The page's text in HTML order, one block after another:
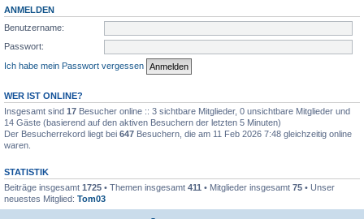
ANMELDEN
Benutzername:
Passwort:
Ich habe mein Passwort vergessen
WER IST ONLINE?
Insgesamt sind 17 Besucher online :: 3 sichtbare Mitglieder, 0 unsichtbare Mitglieder und
14 Gäste (basierend auf den aktiven Besuchern der letzten 5 Minuten)
Der Besucherrekord liegt bei 647 Besuchern, die am 11 Feb 2026 7:48 gleichzeitig online
waren.
STATISTIK
Beiträge insgesamt 1725 • Themen insgesamt 411 • Mitglieder insgesamt 75 • Unser
neuestes Mitglied: Tom03